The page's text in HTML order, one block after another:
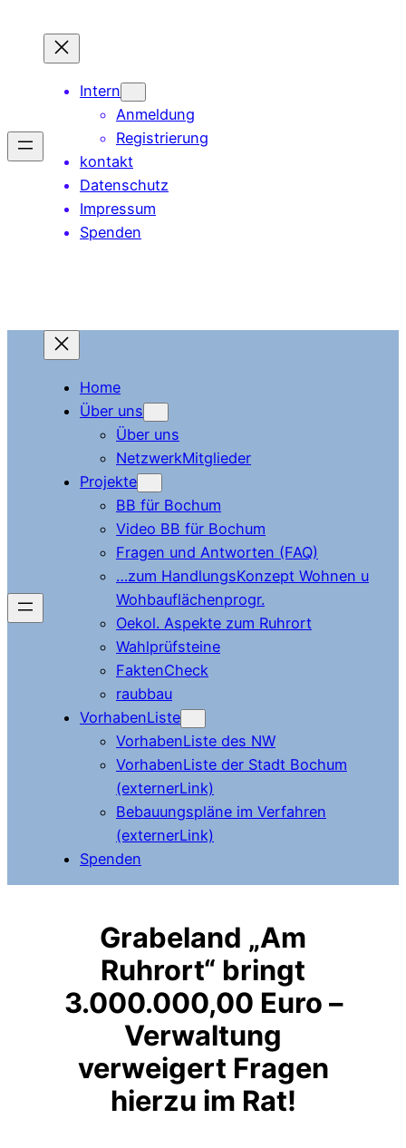
Inhalt
springen
Intern
Anmeldung
Registrierung
kontakt
Datenschutz
Impressum
Spenden
Home
Über uns
Über uns
NetzwerkMitglieder
Projekte
BB für Bochum
Video BB für Bochum
Fragen und Antworten (FAQ)
…zum HandlungsKonzept Wohnen u
Wohbauflächenprogr.
Oekol. Aspekte zum Ruhrort
Wahlprüfsteine
FaktenCheck
raubbau
VorhabenListe
VorhabenListe des NW
VorhabenListe der Stadt Bochum
(externerLink)
Bebauungspläne im Verfahren
(externerLink)
Spenden
Grabeland „Am
Ruhrort“ bringt
3.000.000,00 Euro –
Verwaltung
verweigert Fragen
hierzu im Rat!